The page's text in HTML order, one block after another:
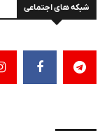
شبکه های اجتماعی